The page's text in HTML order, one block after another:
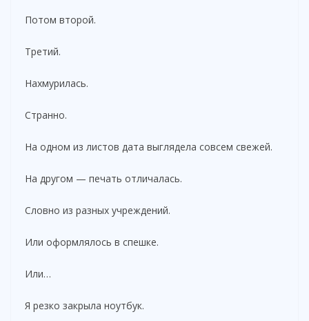
Потом второй.
Третий.
Нахмурилась.
Странно.
На одном из листов дата выглядела совсем свежей.
На другом — печать отличалась.
Словно из разных учреждений.
Или оформлялось в спешке.
Или…
Я резко закрыла ноутбук.